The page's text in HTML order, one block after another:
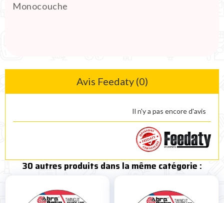
Monocouche
Avis Feedaty (0)
Il n'y a pas encore d'avis
30 autres produits dans la même catégorie :